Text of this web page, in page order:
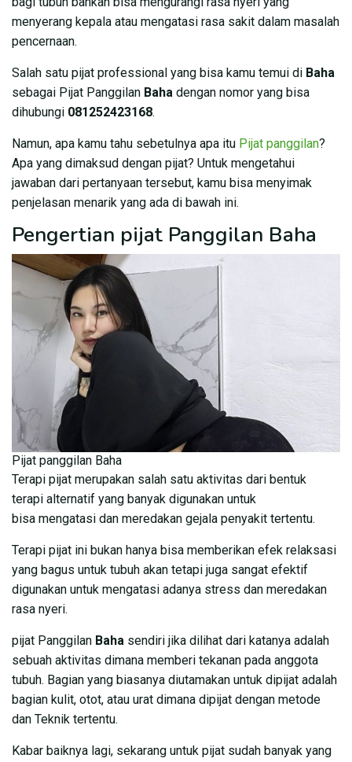
menyerang kepala atau mengatasi rasa sakit dalam masalah
pencernaan.
Salah satu pijat professional yang bisa kamu temui di Baha
sebagai Pijat Panggilan Baha dengan nomor yang bisa
dihubungi 081252423168.
Namun, apa kamu tahu sebetulnya apa itu Pijat panggilan?
Apa yang dimaksud dengan pijat? Untuk mengetahui
jawaban dari pertanyaan tersebut, kamu bisa menyimak
penjelasan menarik yang ada di bawah ini.
Pengertian pijat Panggilan Baha
Pijat panggilan Baha
Terapi pijat merupakan salah satu aktivitas dari bentuk
terapi alternatif yang banyak digunakan untuk
bisa mengatasi dan meredakan gejala penyakit tertentu.
Terapi pijat ini bukan hanya bisa memberikan efek relaksasi
yang bagus untuk tubuh akan tetapi juga sangat efektif
digunakan untuk mengatasi adanya stress dan meredakan
rasa nyeri.
pijat Panggilan Baha sendiri jika dilihat dari katanya adalah
sebuah aktivitas dimana memberi tekanan pada anggota
tubuh. Bagian yang biasanya diutamakan untuk dipijat adalah
bagian kulit, otot, atau urat dimana dipijat dengan metode
dan Teknik tertentu.
Kabar baiknya lagi, sekarang untuk pijat sudah banyak yang